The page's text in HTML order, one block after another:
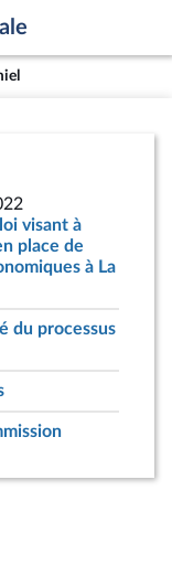
visant à
place de
à La
du processus